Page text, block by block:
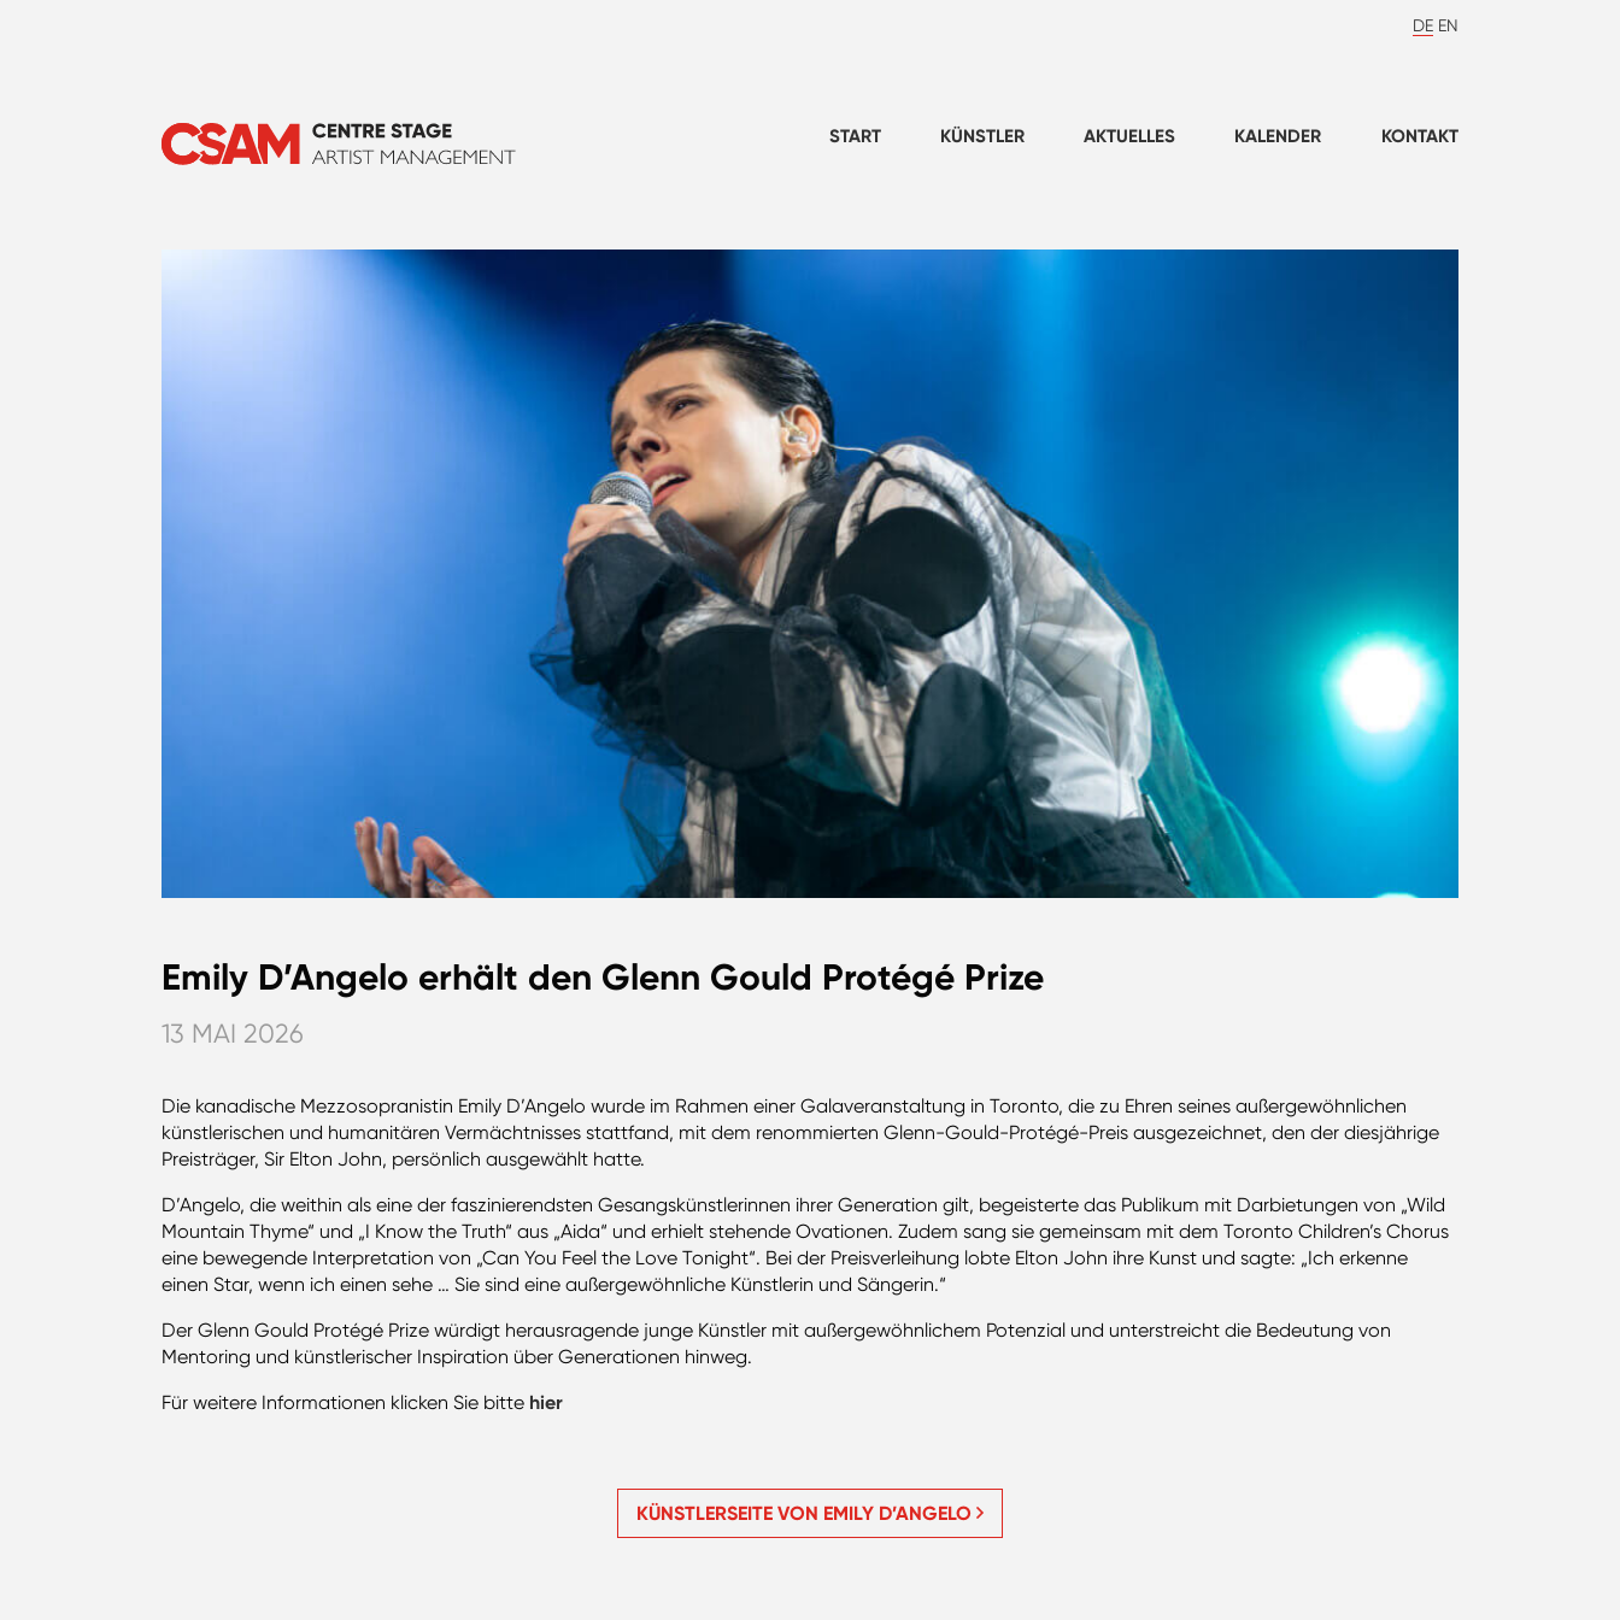
DE EN
START KÜNSTLER AKTUELLES KALENDER KONTAKT
Emily D’Angelo erhält den Glenn Gould Protégé Prize
13 MAI 2026
Die kanadische Mezzosopranistin Emily D’Angelo wurde im Rahmen einer Galaveranstaltung in Toronto, die zu Ehren seines außergewöhnlichen
künstlerischen und humanitären Vermächtnisses stattfand, mit dem renommierten Glenn-Gould-Protégé-Preis ausgezeichnet, den der diesjährige
Preisträger, Sir Elton John, persönlich ausgewählt hatte.
D’Angelo, die weithin als eine der faszinierendsten Gesangskünstlerinnen ihrer Generation gilt, begeisterte das Publikum mit Darbietungen von „Wild
Mountain Thyme“ und „I Know the Truth“ aus „Aida“ und erhielt stehende Ovationen. Zudem sang sie gemeinsam mit dem Toronto Children’s Chorus
eine bewegende Interpretation von „Can You Feel the Love Tonight“. Bei der Preisverleihung lobte Elton John ihre Kunst und sagte: „Ich erkenne
einen Star, wenn ich einen sehe … Sie sind eine außergewöhnliche Künstlerin und Sängerin.“
Der Glenn Gould Protégé Prize würdigt herausragende junge Künstler mit außergewöhnlichem Potenzial und unterstreicht die Bedeutung von
Mentoring und künstlerischer Inspiration über Generationen hinweg.
Für weitere Informationen klicken Sie bitte hier
KÜNSTLERSEITE VON EMILY D’ANGELO